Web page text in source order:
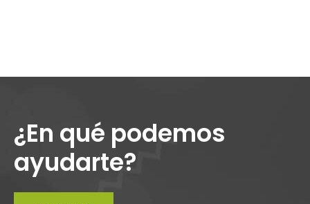
¿En qué podemos
ayudarte?